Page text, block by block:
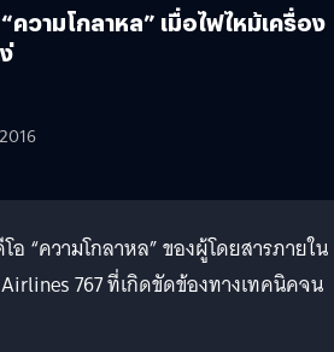
ความโกลาหล” เมื่อไฟไหม้เครื่อง
“ความโกลาหล” ของผู้โดยสารภายใน
767 ที่เกิดขัดข้องทางเทคนิคจน